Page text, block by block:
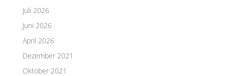
Juli 2026
Juni 2026
April 2026
Dezember 2021
Oktober 2021